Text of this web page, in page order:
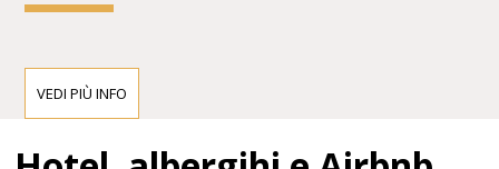
VEDI PIÙ INFO